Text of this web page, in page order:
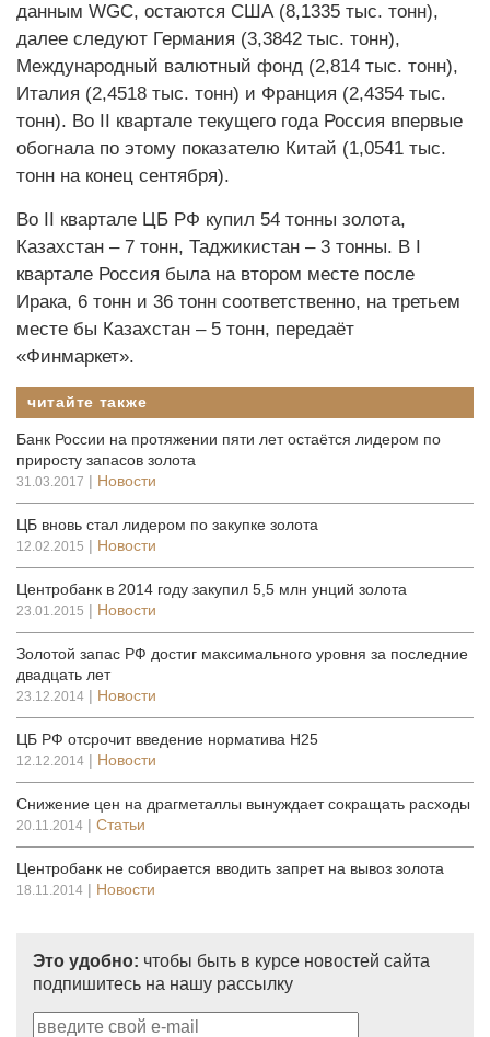
данным WGC, остаются США (8,1335 тыс. тонн),
далее следуют Германия (3,3842 тыс. тонн),
Международный валютный фонд (2,814 тыс. тонн),
Италия (2,4518 тыс. тонн) и Франция (2,4354 тыс.
тонн). Во II квартале текущего года Россия впервые
обогнала по этому показателю Китай (1,0541 тыс.
тонн на конец сентября).
Во II квартале ЦБ РФ купил 54 тонны золота,
Казахстан – 7 тонн, Таджикистан – 3 тонны. В I
квартале Россия была на втором месте после
Ирака, 6 тонн и 36 тонн соответственно, на третьем
месте бы Казахстан – 5 тонн, передаёт
«Финмаркет».
читайте также
Банк России на протяжении пяти лет остаётся лидером по
приросту запасов золота
31.03.2017 | Новости
ЦБ вновь стал лидером по закупке золота
12.02.2015 | Новости
Центробанк в 2014 году закупил 5,5 млн унций золота
23.01.2015 | Новости
Золотой запас РФ достиг максимального уровня за последние
двадцать лет
23.12.2014 | Новости
ЦБ РФ отсрочит введение норматива Н25
12.12.2014 | Новости
Снижение цен на драгметаллы вынуждает сокращать расходы
20.11.2014 | Статьи
Центробанк не собирается вводить запрет на вывоз золота
18.11.2014 | Новости
Это удобно: чтобы быть в курсе новостей сайта
подпишитесь на нашу рассылку